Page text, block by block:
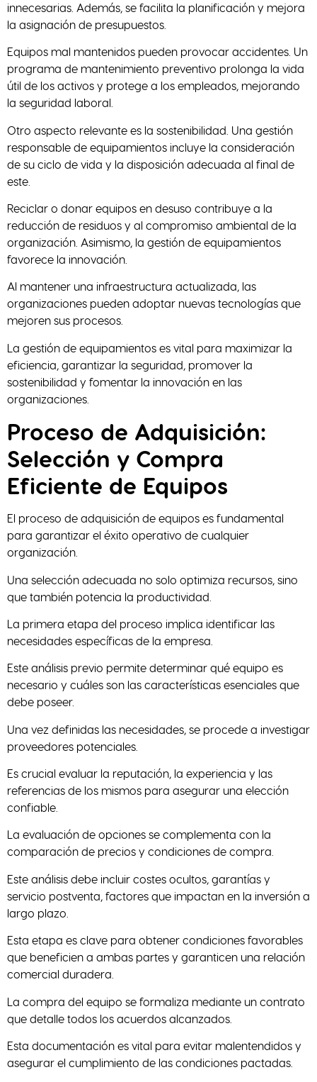
innecesarias. Además, se facilita la planificación y mejora
la asignación de presupuestos.
Equipos mal mantenidos pueden provocar accidentes. Un
programa de mantenimiento preventivo prolonga la vida
útil de los activos y protege a los empleados, mejorando
la seguridad laboral.
Otro aspecto relevante es la sostenibilidad. Una gestión
responsable de equipamientos incluye la consideración
de su ciclo de vida y la disposición adecuada al final de
este.
Reciclar o donar equipos en desuso contribuye a la
reducción de residuos y al compromiso ambiental de la
organización. Asimismo, la gestión de equipamientos
favorece la innovación.
Al mantener una infraestructura actualizada, las
organizaciones pueden adoptar nuevas tecnologías que
mejoren sus procesos.
La gestión de equipamientos es vital para maximizar la
eficiencia, garantizar la seguridad, promover la
sostenibilidad y fomentar la innovación en las
organizaciones.
Proceso de Adquisición:
Selección y Compra
Eficiente de Equipos
El proceso de adquisición de equipos es fundamental
para garantizar el éxito operativo de cualquier
organización.
Una selección adecuada no solo optimiza recursos, sino
que también potencia la productividad.
La primera etapa del proceso implica identificar las
necesidades específicas de la empresa.
Este análisis previo permite determinar qué equipo es
necesario y cuáles son las características esenciales que
debe poseer.
Una vez definidas las necesidades, se procede a investigar
proveedores potenciales.
Es crucial evaluar la reputación, la experiencia y las
referencias de los mismos para asegurar una elección
confiable.
La evaluación de opciones se complementa con la
comparación de precios y condiciones de compra.
Este análisis debe incluir costes ocultos, garantías y
servicio postventa, factores que impactan en la inversión a
largo plazo.
Esta etapa es clave para obtener condiciones favorables
que beneficien a ambas partes y garanticen una relación
comercial duradera.
La compra del equipo se formaliza mediante un contrato
que detalle todos los acuerdos alcanzados.
Esta documentación es vital para evitar malentendidos y
asegurar el cumplimiento de las condiciones pactadas.